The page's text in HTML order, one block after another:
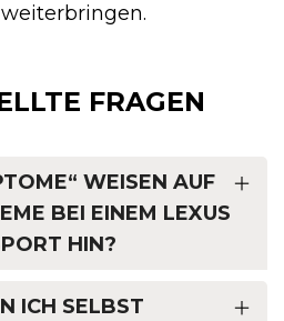
FRAGEN
WEISEN AUF
BEI EINEM LEXUS
HIN?
ICH SELBST